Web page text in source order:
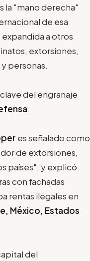
la "mano derecha"
de esa
expandida a otros
extorsiones,
personas.
del engranaje
.
es señalado como
de extorsiones,
países", y explicó
con fachadas
rentas ilegales en
México, Estados
del